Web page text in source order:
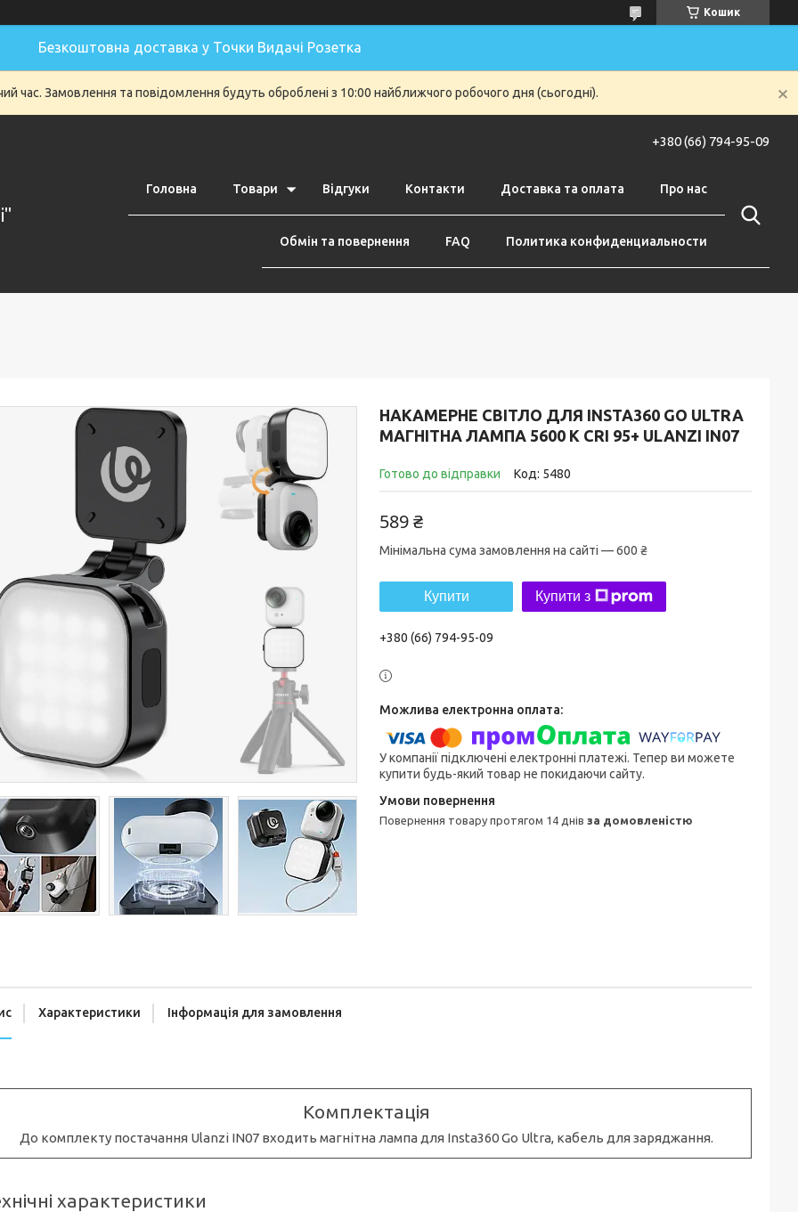
Кошик
Безкоштовна доставка у Точки Видачі Розетка
час. Замовлення та повідомлення будуть оброблені з 10:00 найближчого робочого дня (сьогодні).
+380 (66) 794-95-09
Головна Товари Відгуки Контакти Доставка та оплата Про нас
Обмін та повернення FAQ Политика конфиденциальности
НАКАМЕРНЕ СВІТЛО ДЛЯ INSTA360 GO ULTRA
МАГНІТНА ЛАМПА 5600 K CRI 95+ ULANZI IN07
Готово до відправки Код: 5480
589 ₴
Мінімальна сума замовлення на сайті — 600 ₴
Купити Купити з
+380 (66) 794-95-09
У компанії підключені електронні платежі. Тепер ви можете
купити будь-який товар не покидаючи сайту.
повернення товару протягом 14 днів за домовленістю
Характеристики Інформація для замовлення
Комплектація
До комплекту постачання Ulanzi IN07 входить магнітна лампа для Insta360 Go Ultra, кабель для заряджання.
характеристики